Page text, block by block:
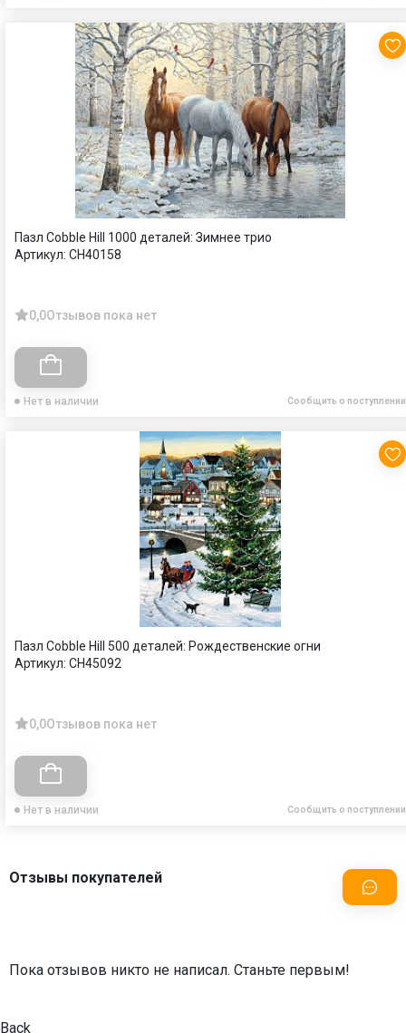
Пазл Cobble Hill 1000 деталей: Зимнее трио
Артикул: CH40158
0,0Отзывов пока нет
Нет в наличии Сообщить о поступлении
Пазл Cobble Hill 500 деталей: Рождественские огни
Артикул: CH45092
0,0Отзывов пока нет
Нет в наличии Сообщить о поступлении
Отзывы покупателей
Пока отзывов никто не написал. Станьте первым!
Back